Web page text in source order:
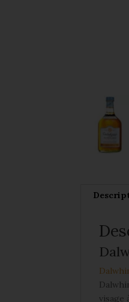
visage